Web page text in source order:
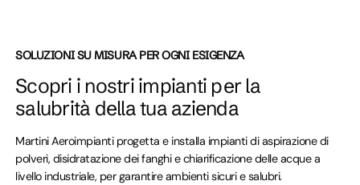
SOLUZIONI SU MISURA PER OGNI ESIGENZA
Scopri i nostri impianti per la
salubrità della tua azienda
Martini Aeroimpianti progetta e installa impianti di aspirazione di
polveri, disidratazione dei fanghi e chiarificazione delle acque a
livello industriale, per garantire ambienti sicuri e salubri.